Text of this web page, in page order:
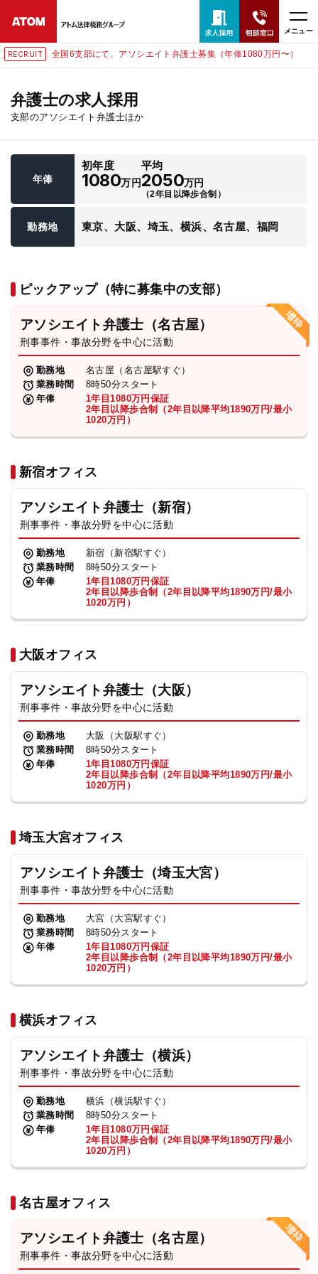
メニュー
RECRUIT 全国6支部にて、アソシエイト弁護士募集（年俸1080万円〜）
弁護士の求人採用
支部のアソシエイト弁護士ほか
年俸
初年度
1080万円
平均
2050万円
（2年目以降歩合制）
勤務地 東京、大阪、埼玉、横浜、名古屋、福岡
ピックアップ（特に募集中の支部）
アソシエイト弁護士（名古屋）
刑事事件・事故分野を中心に活動
勤務地
名古屋（名古屋駅すぐ）
業務時間
8時50分スタート
年俸
1年目1080万円保証
2年目以降歩合制（2年目以降平均1890万円/最小
1020万円）
新宿オフィス
アソシエイト弁護士（新宿）
刑事事件・事故分野を中心に活動
勤務地
新宿（新宿駅すぐ）
業務時間
8時50分スタート
年俸
1年目1080万円保証
2年目以降歩合制（2年目以降平均1890万円/最小
1020万円）
大阪オフィス
アソシエイト弁護士（大阪）
刑事事件・事故分野を中心に活動
勤務地
大阪（大阪駅すぐ）
業務時間
8時50分スタート
年俸
1年目1080万円保証
2年目以降歩合制（2年目以降平均1890万円/最小
1020万円）
埼玉大宮オフィス
アソシエイト弁護士（埼玉大宮）
刑事事件・事故分野を中心に活動
勤務地
大宮（大宮駅すぐ）
業務時間
8時50分スタート
年俸
1年目1080万円保証
2年目以降歩合制（2年目以降平均1890万円/最小
1020万円）
横浜オフィス
アソシエイト弁護士（横浜）
刑事事件・事故分野を中心に活動
勤務地
横浜（横浜駅すぐ）
業務時間
8時50分スタート
年俸
1年目1080万円保証
2年目以降歩合制（2年目以降平均1890万円/最小
1020万円）
名古屋オフィス
アソシエイト弁護士（名古屋）
刑事事件・事故分野を中心に活動
24時間365日全国対応
無料相談窓口はこちら
弁護士・税理士
費用
求人採用
お知らせ
特設サイト
相談先情報サイト
法人グループ
プライバシーポリシー 利用規約
TikTok受賞 定義集 動画集